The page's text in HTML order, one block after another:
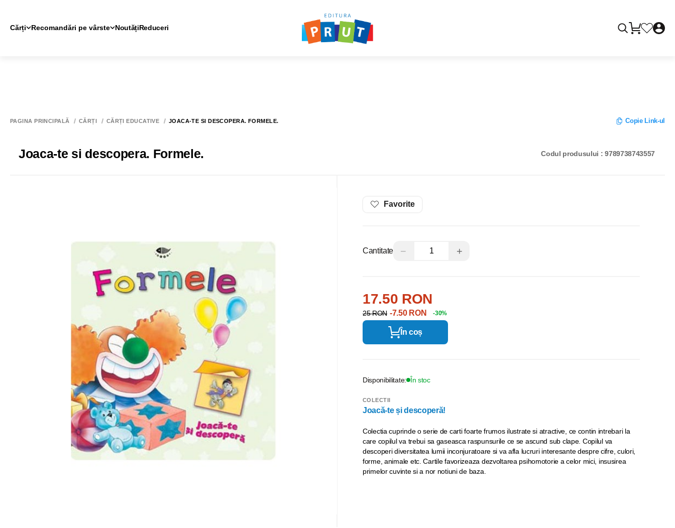
Cărți Recomandări pe vârste NoutățiReduceri
PAGINA PRINCIPALĂ CĂRȚI CĂRȚI EDUCATIVE JOACA-TE SI DESCOPERA. FORMELE. Copie Link-ul
Joaca-te si descopera. Formele. Codul produsului : 9789738743557
Favorite
Cantitate − +
17.50 RON
25 RON -7.50 RON -30%
În coș
Disponibilitate: În stoc
COLECTII
Joacă-te și descoperă!
Colectia cuprinde o serie de carti foarte frumos ilustrate si atractive, ce contin intrebari la
care copilul va trebui sa gaseasca raspunsurile ce se ascund sub clape. Copilul va
descoperi diversitatea lumii inconjuratoare si va afla lucruri interesante despre cifre, culori,
forme, animale etc. Cartile favorizeaza dezvoltarea psihomotorie a celor mici, insusirea
primelor cuvinte si a nor notiuni de baza.